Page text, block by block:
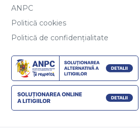
ANPC
Politică cookies
Politică de confidențialitate